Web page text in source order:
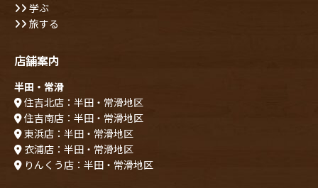
学ぶ
旅する
店舗案内
半田・常滑
住吉北店：半田・常滑地区
住吉南店：半田・常滑地区
東浜店：半田・常滑地区
衣浦店：半田・常滑地区
りんくう店：半田・常滑地区